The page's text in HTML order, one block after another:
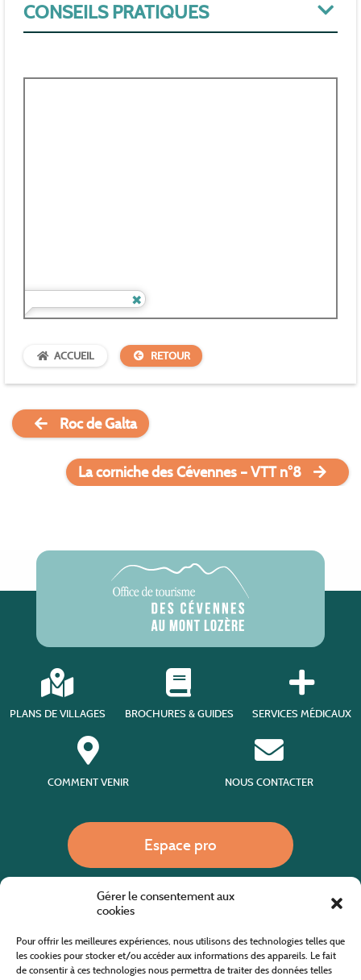
Gérer le consentement aux
cookies
Pour offrir les meilleures expériences, nous utilisons des technologies telles que
les cookies pour stocker et/ou accéder aux informations des appareils. Le fait
de consentir à ces technologies nous permettra de traiter des données telles
CONSEILS PRATIQUES
ACCUEIL RETOUR
Roc de Galta
La corniche des Cévennes – VTT n°8
PLANS DE VILLAGES BROCHURES & GUIDES SERVICES MÉDICAUX
COMMENT VENIR NOUS CONTACTER
Espace pro
Site internet cofinancé par le fonds européen agricole pour le développement rural